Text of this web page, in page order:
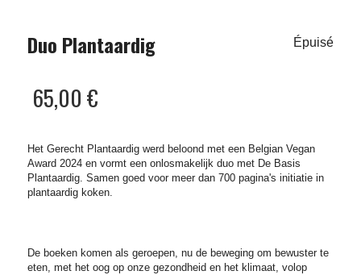
Duo Plantaardig
65,00 €
Épuisé
Het Gerecht Plantaardig werd beloond met een Belgian Vegan
Award 2024 en vormt een onlosmakelijk duo met De Basis
Plantaardig. Samen goed voor meer dan 700 pagina's initiatie in
plantaardig koken.
De boeken komen als geroepen, nu de beweging om bewuster te
eten, met het oog op onze gezondheid en het klimaat, volop